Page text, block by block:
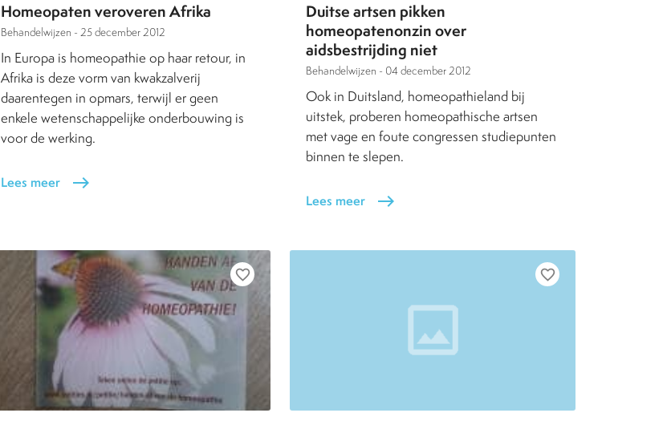
Homeopaten veroveren Afrika
Behandelwijzen - 25 december 2012
In Europa is homeopathie op haar retour, in
Afrika is deze vorm van kwakzalverij
daarentegen in opmars, terwijl er geen
enkele wetenschappelijke onderbouwing is
voor de werking.
Lees meer east
Duitse artsen pikken
homeopatenonzin over
aidsbestrijding niet
Behandelwijzen - 04 december 2012
Ook in Duitsland, homeopathieland bij
uitstek, proberen homeopathische artsen
met vage en foute congressen studiepunten
binnen te slepen.
Lees meer east
favorite_border favorite_border